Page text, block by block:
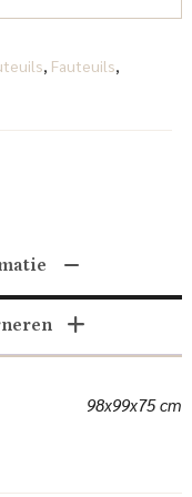
Fauteuils
98x99x75 cm